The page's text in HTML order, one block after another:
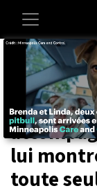
Accueil
Voici un
déguise
lui
toute